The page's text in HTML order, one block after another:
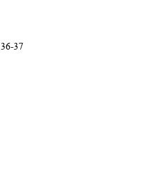
36-37